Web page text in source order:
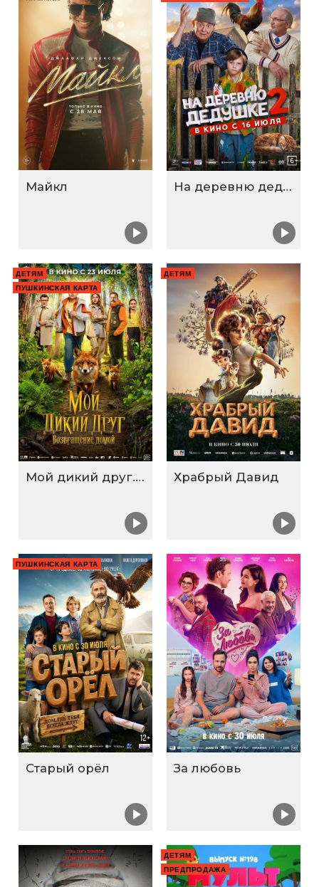
Майкл На деревню дедушке 2
ДЕТЯМ
ПУШКИНСКАЯ КАРТА
Мой дикий друг. Возвращение домой
ДЕТЯМ
Храбрый Давид
ПУШКИНСКАЯ КАРТА
Старый орёл За любовь
ДЕТЯМ
ПРЕДПРОДАЖА